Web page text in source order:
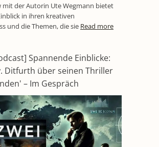
mit der Autorin Ute Wegmann bietet
in ihren kreativen
und die Themen, die sie Read more
Spannende Einblicke:
Ditfurth über seinen Thriller
– Im Gespräch